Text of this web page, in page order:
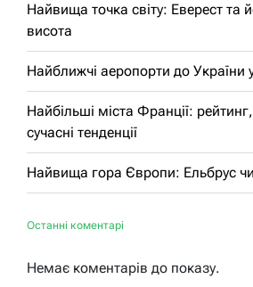
Найвища точка світу: Еверест та
висота
Найближчі аеропорти до України
Найбільші міста Франції:
сучасні тенденції
Найвища гора Європи: Ельбрус
Останні коментарі
Немає коментарів до показу.